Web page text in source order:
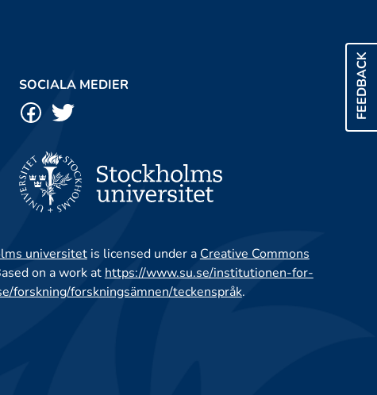
FEEDBACK
SOCIALA MEDIER
universitetis licensed under a Creative Commons
on a work at https://www.su.se/institutionen-for-
forskning/forskningsämnen/teckenspråk.